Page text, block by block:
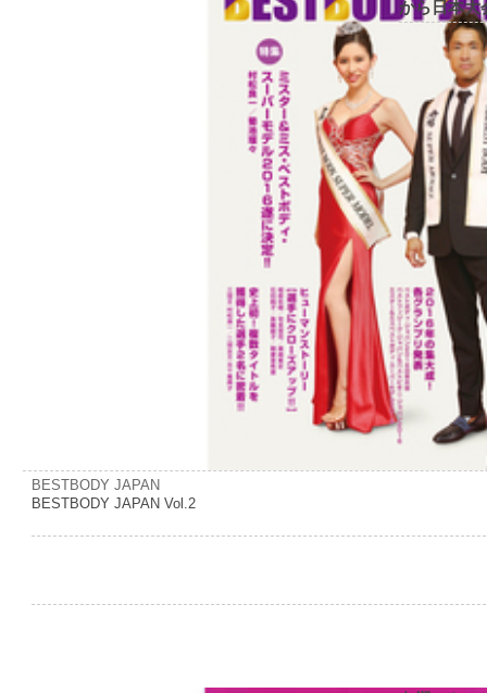
から日本大
BESTBODY JAPAN
BESTBODY JAPAN Vol.2